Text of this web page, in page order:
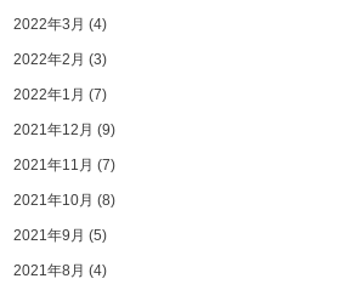
2022年3月 (4)
2022年2月 (3)
2022年1月 (7)
2021年12月 (9)
2021年11月 (7)
2021年10月 (8)
2021年9月 (5)
2021年8月 (4)